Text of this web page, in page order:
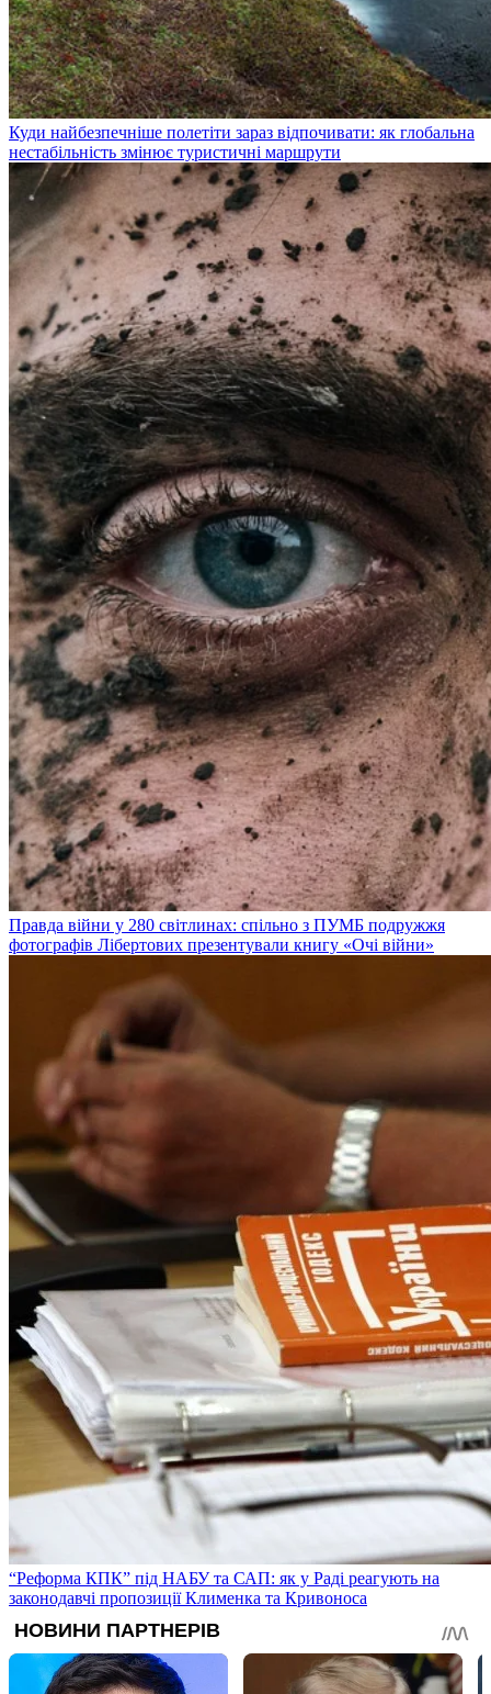
Куди найбезпечніше полетіти зараз відпочивати: як глобальна
нестабільність змінює туристичні маршрути
Правда війни у 280 світлинах: спільно з ПУМБ подружжя
фотографів Лібертових презентували книгу «Очі війни»
“Реформа КПК” під НАБУ та САП: як у Раді реагують на
законодавчі пропозиції Клименка та Кривоноса